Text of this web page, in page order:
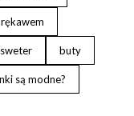
buty
są modne?